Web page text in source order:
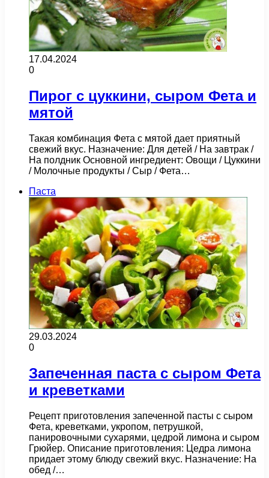
17.04.2024
0
Пирог с цуккини, сыром Фета и
мятой
Такая комбинация Фета с мятой дает приятный
свежий вкус. Назначение: Для детей / На завтрак /
На полдник Основной ингредиент: Овощи / Цуккини
/ Молочные продукты / Сыр / Фета…
Паста
29.03.2024
0
Запеченная паста с сыром Фета
и креветками
Рецепт приготовления запеченной пасты с сыром
Фета, креветками, укропом, петрушкой,
панировочными сухарями, цедрой лимона и сыром
Грюйер. Описание приготовления: Цедра лимона
придает этому блюду свежий вкус. Назначение: На
обед /…